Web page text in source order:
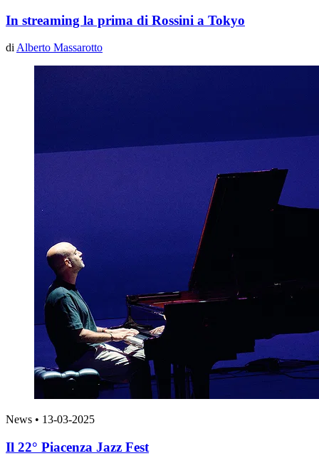
In streaming la prima di Rossini a Tokyo
di Alberto Massarotto
News • 13-03-2025
Il 22° Piacenza Jazz Fest